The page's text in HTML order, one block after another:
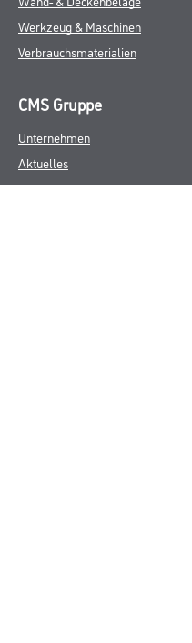
Werkzeug & Maschinen
Verbrauchsmaterialien
CMS Gruppe
Unternehmen
Aktuelles
Services